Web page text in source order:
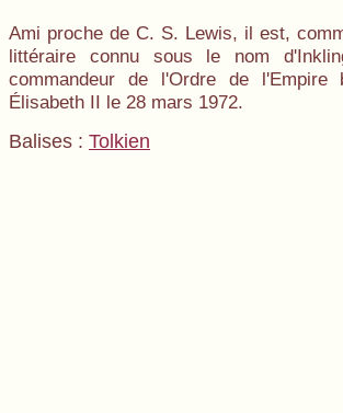
Ami proche de C. S. Lewis, il est,
littéraire connu sous le nom
commandeur de l'Ordre de l'Empire
Élisabeth II le 28 mars 1972.
Balises : Tolkien